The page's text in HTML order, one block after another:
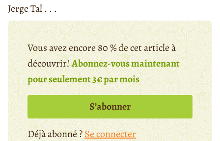
Jerge Tal . . .
Vous avez encore 80 % de cet article à
découvrir!Abonnez-vous maintenant
pour seulement 3€ par mois
S’abonner
Déjà abonné ?Se connecter